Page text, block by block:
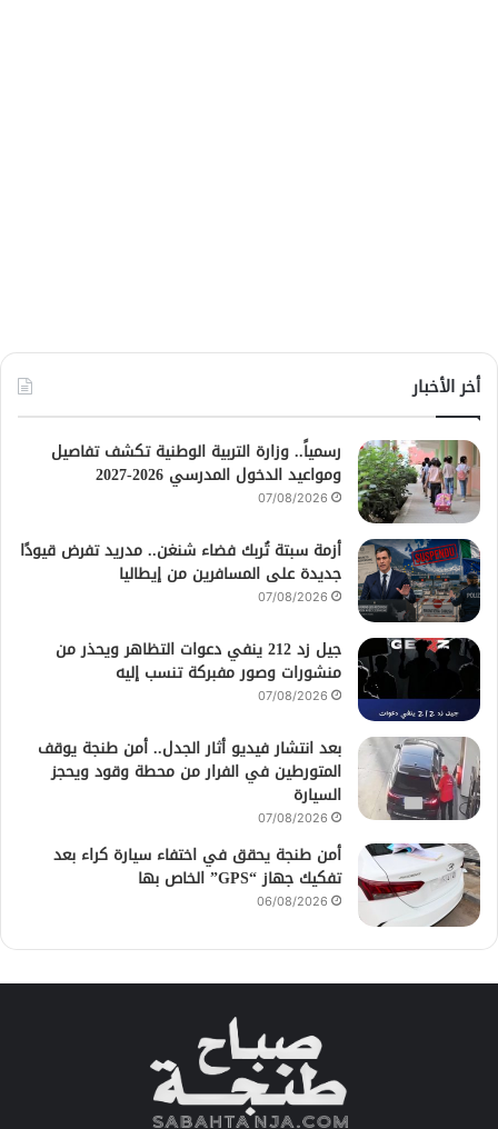
أخر الأخبار
رسمياً.. وزارة التربية الوطنية تكشف تفاصيل
ومواعيد الدخول المدرسي 2026-2027
07/08/2026
أزمة سبتة تُربك فضاء شنغن.. مدريد تفرض قيودًا
جديدة على المسافرين من إيطاليا
07/08/2026
جيل زد 212 ينفي دعوات التظاهر ويحذر من
منشورات وصور مفبركة تنسب إليه
07/08/2026
بعد انتشار فيديو أثار الجدل.. أمن طنجة يوقف
المتورطين في الفرار من محطة وقود ويحجز
السيارة
07/08/2026
أمن طنجة يحقق في اختفاء سيارة كراء بعد
تفكيك جهاز “GPS” الخاص بها
06/08/2026